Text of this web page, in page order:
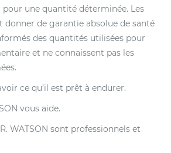
une quantité déterminée. Les
donner de garantie absolue de santé
des quantités utilisées pour
et ne connaissent pas les
ce qu’il est prêt à endurer.
vous aide.
WATSON sont professionnels et